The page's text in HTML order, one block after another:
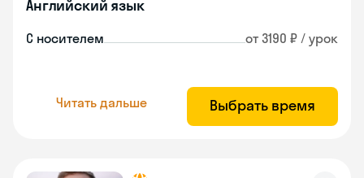
Английский язык
С носителем от 3190 ₽ / урок
Читать дальше Выбрать время